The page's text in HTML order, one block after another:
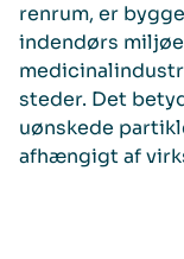
renrum, er
indendørs
steder. Det
uønskede
afhængigt af